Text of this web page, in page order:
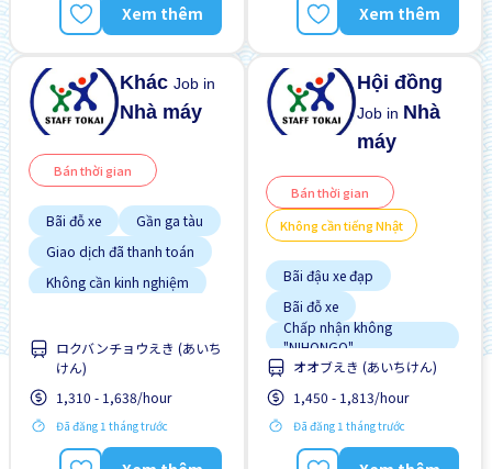
Xem thêm Xem thêm
KhácJob in
Nhà máy
Bán thời gian
Bãi đỗ xe
Gần ga tàu
Giao dịch đã thanh toán
Không cần kinh nghiệm
Tạm ứng lương
Ưu tiên nam giới
Ưu tiên nữ giới
ロクバンチョウえき (あいち
けん)
1,310 - 1,638/hour
Đã đăng 1 tháng trước
Hội đồng
Job in Nhà
máy
Bán thời gian
Không cần tiếng Nhật
Bãi đậu xe đạp
Bãi đỗ xe
Chấp nhận không
"NIHONGO"
Giao dịch đã thanh toán
Không cần kinh nghiệm
Lao động người nước
Nhiều hơn theo thời gian
オオブえき (あいちけん)
1,450 - 1,813/hour
Đã đăng 1 tháng trước